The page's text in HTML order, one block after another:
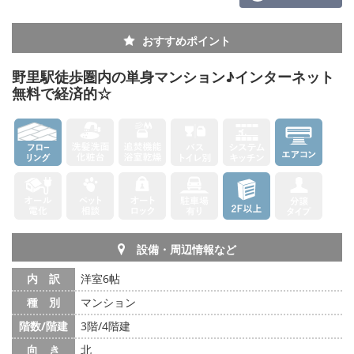
おすすめポイント
野里駅徒歩圏内の単身マンション♪インターネット
無料で経済的☆
設備・周辺情報など
内 訳
洋室6帖
種 別
マンション
階数/階建
3階/4階建
向 き
北